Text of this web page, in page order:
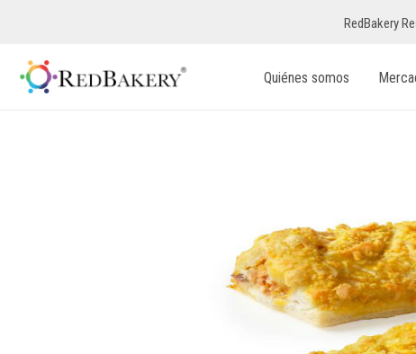
RedBakery
Quiénes somos